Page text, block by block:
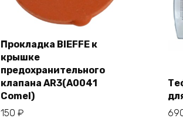
В корзину
Прокладка BIEFFE к
крышке
предохранительного
клапана AR3(A0041
Comel)
150 ₽